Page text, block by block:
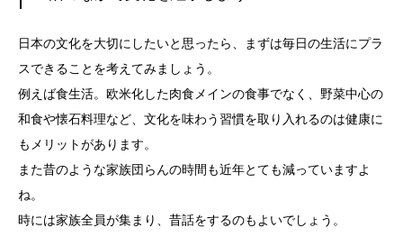
日本の文化を大切にしたいと思ったら、まずは毎日の生活にプラ
スできることを考えてみましょう。
例えば食生活。欧米化した肉食メインの食事でなく、野菜中心の
和食や懐石料理など、文化を味わう習慣を取り入れるのは健康に
もメリットがあります。
また昔のような家族団らんの時間も近年とても減っていますよ
ね。
時には家族全員が集まり、昔話をするのもよいでしょう。